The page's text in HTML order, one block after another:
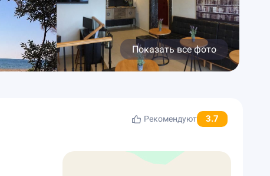
Показать все фото
Рекомендуют 3.7